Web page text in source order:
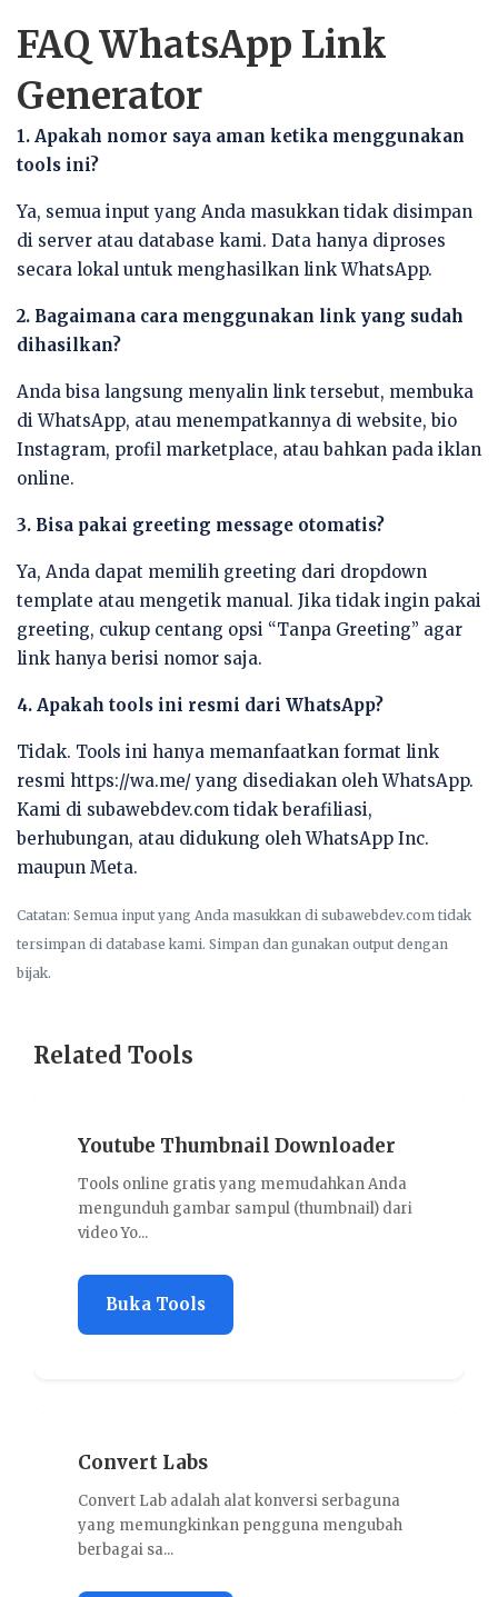
FAQ WhatsApp Link
Generator
1. Apakah nomor saya aman ketika menggunakan
tools ini?
Ya, semua input yang Anda masukkan tidak disimpan
di server atau database kami. Data hanya diproses
secara lokal untuk menghasilkan link WhatsApp.
2. Bagaimana cara menggunakan link yang sudah
dihasilkan?
Anda bisa langsung menyalin link tersebut, membuka
di WhatsApp, atau menempatkannya di website, bio
Instagram, profil marketplace, atau bahkan pada iklan
online.
3. Bisa pakai greeting message otomatis?
Ya, Anda dapat memilih greeting dari dropdown
template atau mengetik manual. Jika tidak ingin pakai
greeting, cukup centang opsi “Tanpa Greeting” agar
link hanya berisi nomor saja.
4. Apakah tools ini resmi dari WhatsApp?
Tidak. Tools ini hanya memanfaatkan format link
resmi https://wa.me/ yang disediakan oleh WhatsApp.
Kami di subawebdev.com tidak berafiliasi,
berhubungan, atau didukung oleh WhatsApp Inc.
maupun Meta.
Catatan: Semua input yang Anda masukkan di subawebdev.com tidak
tersimpan di database kami. Simpan dan gunakan output dengan
bijak.
Related Tools
Thumbnail Downloader
online gratis yang memudahkan Anda
gambar sampul (thumbnail) dari
Labs
Lab adalah alat konversi serbaguna
memungkinkan pengguna mengubah
mengubah